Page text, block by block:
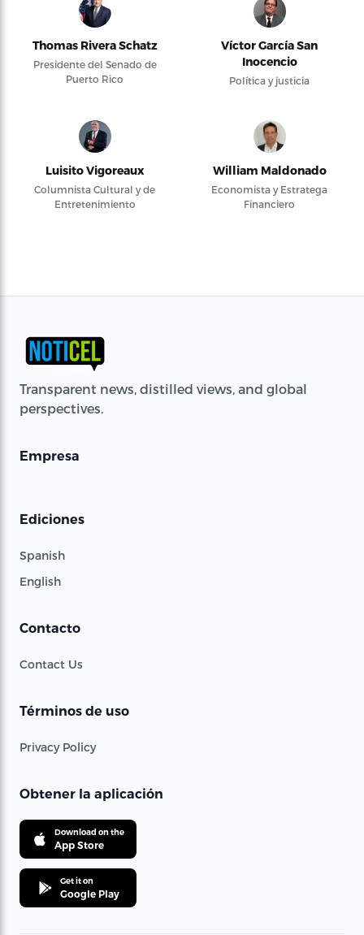
Thomas Rivera Schatz
Presidente del Senado de
Puerto Rico
Víctor García San
Inocencio
Política y justicia
Luisito Vigoreaux
Columnista Cultural y de
Entretenimiento
William Maldonado
Economista y Estratega
Financiero
Transparent news, distilled views, and global
perspectives.
Empresa
Ediciones
Spanish
English
Contacto
Contact Us
Términos de uso
Privacy Policy
Obtener la aplicación
Download on the
App Store
Get it on
Google Play